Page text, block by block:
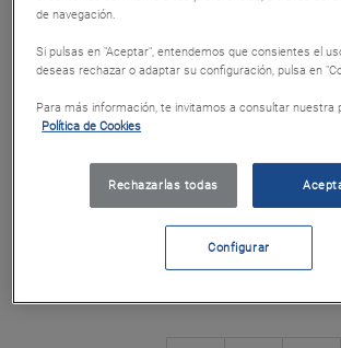
Cod. 76342
Canjear
de navegación.
Si pulsas en "Aceptar", entendemos que consientes el
deseas rechazar o adaptar su configuración, pulsa en
Para más información, te invitamos a consultar nuestra
Política de Cookies
Rechazarlas todas
Configurar